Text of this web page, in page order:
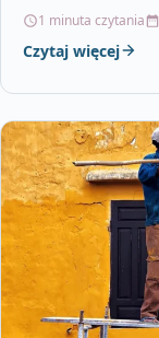
1 minuta czytania
Czytaj więcej